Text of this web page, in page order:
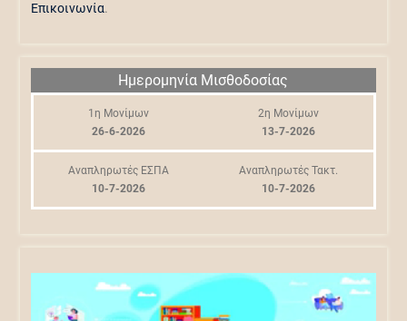
Επικοινωνία.
Ημερομηνία Μισθοδοσίας
1η Μονίμων
26-6-2026
2η Μονίμων
13-7-2026
Αναπληρωτές ΕΣΠΑ
10-7-2026
Αναπληρωτές Τακτ.
10-7-2026